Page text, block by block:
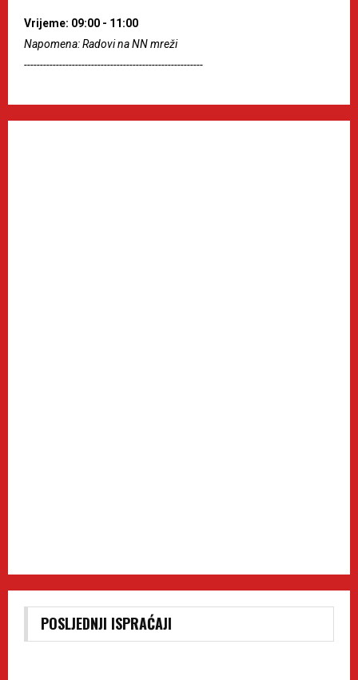
Vrijeme: 09:00 - 11:00
Napomena: Radovi na NN mreži
--------------------------------------------------------
POSLJEDNJI ISPRAĆAJI